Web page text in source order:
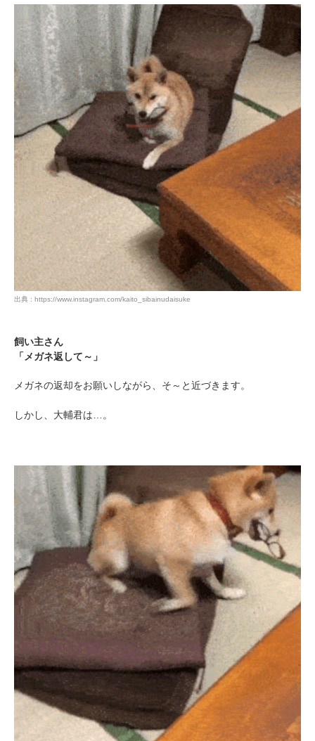
出典 : https://www.instagram.com/kaito_sibainudaisuke
飼い主さん
「メガネ返して～」
メガネの返却をお願いしながら、そ～と近づきます。
しかし、大輔君は…。